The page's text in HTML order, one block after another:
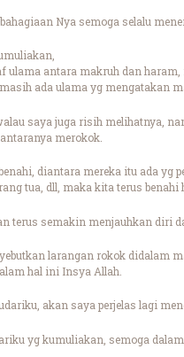
Nya semoga selalu
ulama antara makruh dan
ada ulama yg mengatakan
saya juga risih melihatnya,
merokok.
diantara mereka itu ada yg
tua, dll, maka kita terus
terus semakin menjauhkan diri
larangan rokok didalam
hal ini Insya Allah.
akan saya perjelas lagi
yg kumuliakan, semoga